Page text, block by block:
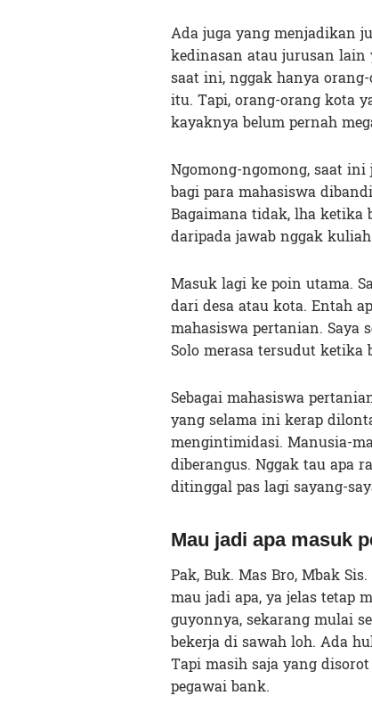
Ada juga yang menjadikan
kedinasan atau jurusan
saat ini, nggak hanya
itu. Tapi, orang-orang kota
kayaknya belum pernah
Ngomong-ngomong, saat
bagi para mahasiswa
Bagaimana tidak, lha
daripada jawab nggak
Masuk lagi ke poin utama.
dari desa atau kota. Entah
mahasiswa pertanian. Saya
Solo merasa tersudut
Sebagai mahasiswa
yang selama ini kerap
mengintimidasi. Manusia-
diberangus. Nggak tau apa
ditinggal pas lagi sayang-
Mau jadi apa masuk
Pak, Buk. Mas Bro, Mbak
mau jadi apa, ya jelas tetap
guyonnya, sekarang mulai
bekerja di sawah loh. Ada
Tapi masih saja yang
pegawai bank.